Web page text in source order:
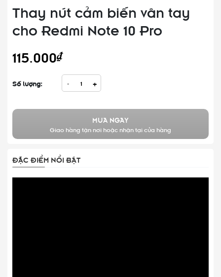
Thay nút cảm biến vân tay
cho Redmi Note 10 Pro
115.000₫
Số lượng: - +
MUA NGAY
Giao hàng tận nơi hoặc nhận tại cửa hàng
ĐẶC ĐIỂM NỔI BẬT